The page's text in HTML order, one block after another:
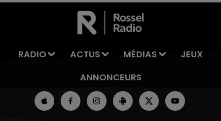
LA TEAM DE L'ÉTÉ
RADIO ACTUS MÉDIAS
JEUX
ANNONCEURS